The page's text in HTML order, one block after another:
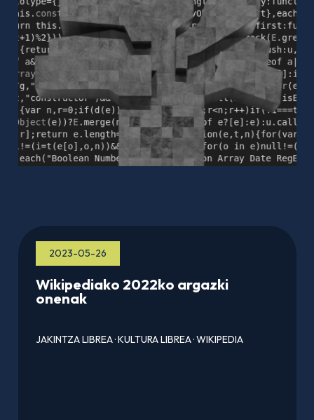
2023-05-26
Wikipediako 2022ko argazki
onenak
JAKINTZA LIBREA·KULTURA LIBREA·WIKIPEDIA